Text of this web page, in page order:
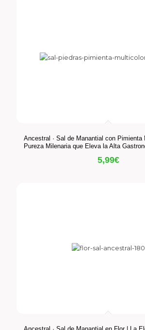
Ancestral · Sal de Manantial con Pimienta
Pureza Milenaria que Eleva la Alta
5,99€